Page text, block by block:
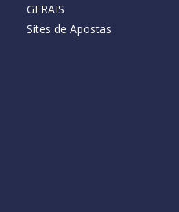
GERAIS
Sites de Apostas